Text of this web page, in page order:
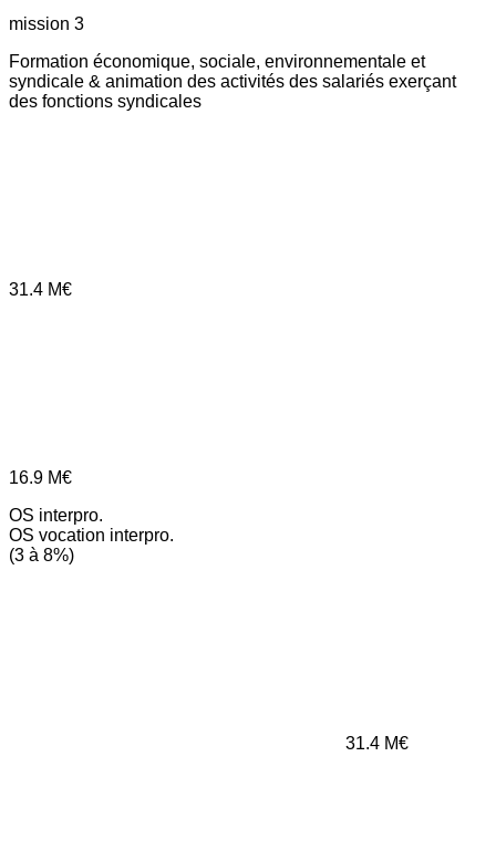
mission 3
Formation économique, sociale, environnementale et
syndicale & animation des activités des salariés exerçant
des fonctions syndicales
31.4 M€
16.9 M€
OS interpro.
OS vocation interpro.
(3 à 8%)
31.4 M€